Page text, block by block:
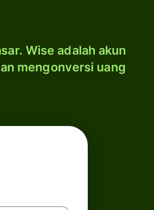
Wise adalah akun
mengonversi uang